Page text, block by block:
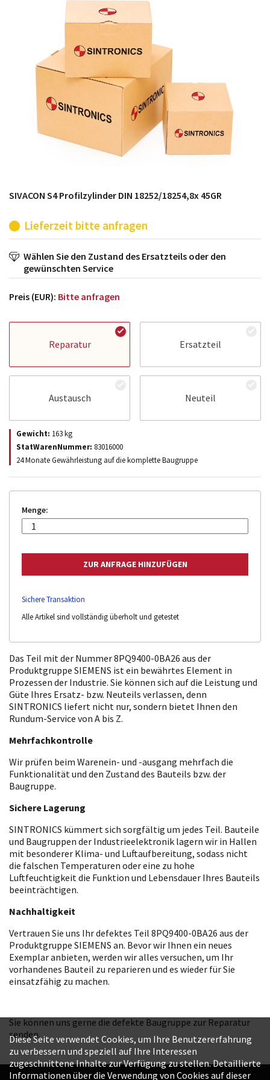
möglich. SINTRONICS ist dann ihr Partner, der
entweder die alten Baugruppen technisch hochwertig
repariert oder ihnen die abgekündigten Baugruppen
aus dem eigenen Lager ersetzt.
SIVACON S4 Profilzylinder DIN 18252/18254,8x 45GR
Lieferzeit bitte anfragen
Wählen Sie den Zustand des Ersatzteils oder den
gewünschten Service
Preis (EUR): Bitte anfragen
Reparatur Ersatzteil
Austausch Neuteil
Gewicht: 163kg
StatWarenNummer: 83016000
24 Monate Gewährleistung auf die komplette Baugruppe
Menge:
Sichere Transaktion
Alle Artikel sind vollständig überholt und getestet
Das Teil mit der Nummer 8PQ9400-0BA26 aus der
Produktgruppe SIEMENS ist ein bewährtes Element in
Prozessen der Industrie. Sie können sich auf die Leistung und
Güte Ihres Ersatz- bzw. Neuteils verlassen, denn
SINTRONICS liefert nicht nur, sondern bietet Ihnen den
Rundum-Service von A bis Z.
Mehrfachkontrolle
Wir prüfen beim Warenein- und -ausgang mehrfach die
Funktionalität und den Zustand des Bauteils bzw. der
Baugruppe.
Sichere Lagerung
SINTRONICS kümmert sich sorgfältig um jedes Teil. Bauteile
und Baugruppen der Industrieelektronik lagern wir in Hallen
mit besonderer Klima- und Luftaufbereitung, sodass nicht
die falschen Temperaturen oder eine zu hohe
Luftfeuchtigkeit die Funktion und Lebensdauer Ihres Bauteils
beeinträchtigen.
Nachhaltigkeit
Vertrauen Sie uns Ihr defektes Teil 8PQ9400-0BA26 aus der
Produktgruppe SIEMENS an. Bevor wir Ihnen ein neues
Exemplar anbieten, werden wir alles versuchen, um Ihr
vorhandenes Bauteil zu reparieren und es wieder für Sie
einsatzfähig zu machen.
Sie können uns gerne die defekte Baugruppe zur Reparatur
senden.
Diese Seite verwendet Cookies, um Ihre Benutzererfahrung
zu verbessern und speziell auf Ihre Interessen
zugeschnittene Inhalte zur Verfügung zu stellen. Detaillierte
Informationen über die Verwendung von Cookies auf dieser